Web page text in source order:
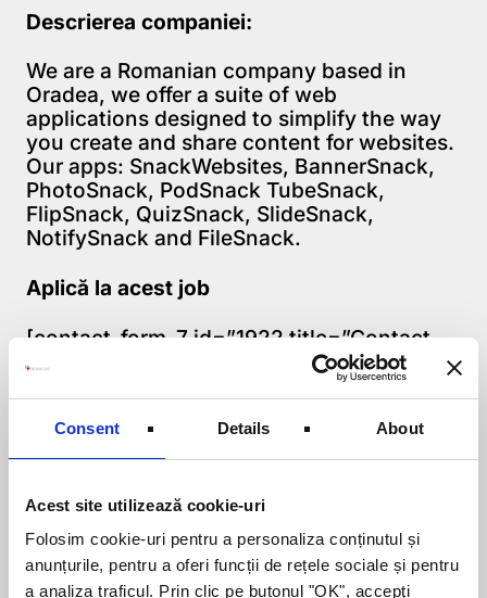
Consent Details About
Acest site utilizează cookie-uri
Folosim cookie-uri pentru a personaliza conținutul și
anunțurile, pentru a oferi funcții de rețele sociale și pentru
a analiza traficul. Prin clic pe butonul "OK", accepţi
Descrierea companiei:
We are a Romanian company based in
Oradea, we offer a suite of web
applications designed to simplify the way
you create and share content for websites.
Our apps: SnackWebsites, BannerSnack,
PhotoSnack, PodSnack TubeSnack,
FlipSnack, QuizSnack, SlideSnack,
NotifySnack and FileSnack.
Aplică la acest job
[contact-form-7 id=”1922 title=”Contact
form 1]
Despre autor:
Radu este consultant resurse umane în
cadrul biroului din Oradea. Este specializat
în recrutare și training, cu experiență atât
în multinaționale cât și în companii